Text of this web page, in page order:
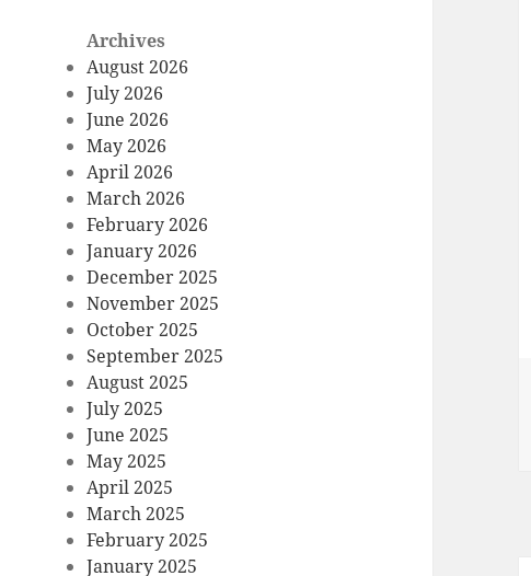
Archives
August 2026
July 2026
June 2026
May 2026
April 2026
March 2026
February 2026
January 2026
December 2025
November 2025
October 2025
September 2025
August 2025
July 2025
June 2025
May 2025
April 2025
March 2025
February 2025
January 2025